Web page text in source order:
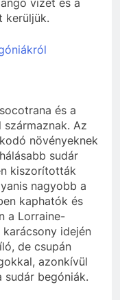
vizet és a
kerüljük.
és a
Az
növényeknek
sudár
kiszorították
nagyobb a
kaphatók és
a Lorraine-
idején
de csupán
azonkívül
begóniák.